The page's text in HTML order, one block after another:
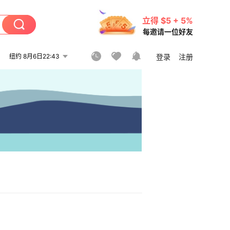
立得 $5 + 5%
每邀请一位好友
纽约 8月6日22:43 登录 注册